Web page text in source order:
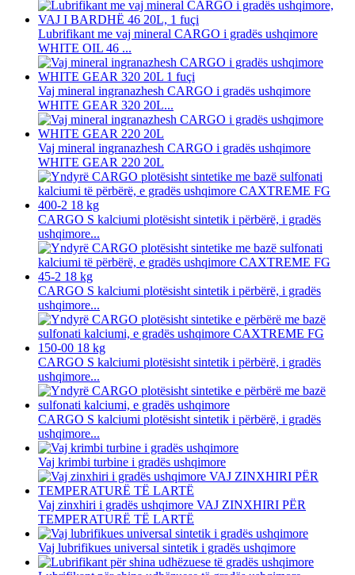
Lubrifikant me vaj mineral CARGO i gradës ushqimore
WHITE OIL 46 ...
Vaj mineral ingranazhesh CARGO i gradës ushqimore
WHITE GEAR 320 20L...
Vaj mineral ingranazhesh CARGO i gradës ushqimore
WHITE GEAR 220 20L
CARGO S kalciumi plotësisht sintetik i përbërë, i gradës
ushqimore...
CARGO S kalciumi plotësisht sintetik i përbërë, i gradës
ushqimore...
CARGO S kalciumi plotësisht sintetik i përbërë, i gradës
ushqimore...
CARGO S kalciumi plotësisht sintetik i përbërë, i gradës
ushqimore...
Vaj krimbi turbine i gradës ushqimore
Vaj zinxhiri i gradës ushqimore VAJ ZINXHIRI PËR
TEMPERATURË TË LARTË
Vaj lubrifikues universal sintetik i gradës ushqimore